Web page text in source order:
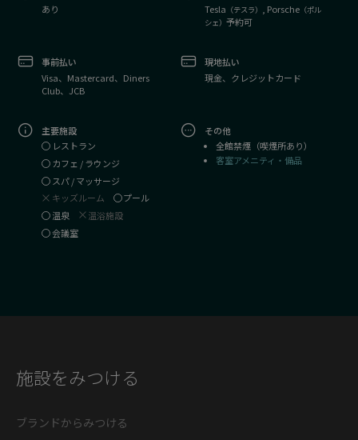
あり
Tesla （テスラ） , Porsche （ポル
シェ） 予約可
事前払い
Visa、Mastercard、Diners
Club、JCB
現地払い
現金、クレジットカード
主要施設
レストラン
カフェ / ラウンジ
スパ / マッサージ
キッズルーム
プール
温泉
温浴施設
会議室
その他
全館禁煙（喫煙所あり）
客室アメニティ・備品
施設をみつける
ブランドからみつける